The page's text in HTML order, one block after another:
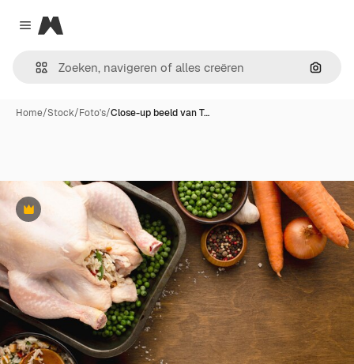
Close menu
Magnific
Home/Stock/Foto's/Close-up beeld van T…
Premium